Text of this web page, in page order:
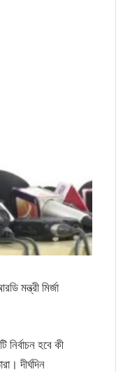
মন্ত্রী মির্জা
হবে কী
দীর্ঘদিন